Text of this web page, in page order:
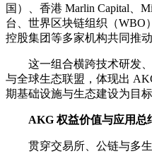
国）、香港 Marlin Capital、
台、世界区块链组织（WBO
控股集团等多家机构共同推动
这一组合横跨技术研发
与全球生态联盟，体现出
期基础设施与生态建设为目
AKG 权益价值与应用总
贯穿交易所、公链与多